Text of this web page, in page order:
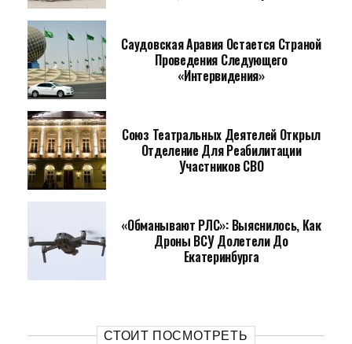
Саудовская Аравия Остается Страной
Проведения Следующего
«Интервидения»
Союз Театральных Деятелей Открыл
Отделение Для Реабилитации
Участников СВО
«Обманывают РЛС»: Выяснилось, Как
Дроны ВСУ Долетели До
Екатеринбурга
СТОИТ ПОСМОТРЕТЬ